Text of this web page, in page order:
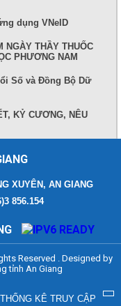
dụng VNeID
NGÀY THẦY THUỐC
PHƯƠNG NAM
Số và Đồng Bộ Dữ
KỶ CƯƠNG, NÊU
MẸ (1 – 7/8/2024)
chữa bệnh (sửa đổi)
XUYÊN, AN GIANG
856.154
Reserved . Designed by
tỉnh An Giang
THỐNG KÊ TRUY CẬP